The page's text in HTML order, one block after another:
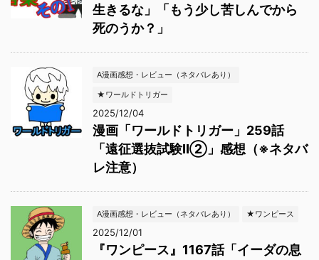
生きるな」「もう少し苦しんでから
死のうか？」
A漫画感想・レビュー（ネタバレあり）
★ワールドトリガー
2025/12/04
漫画「ワールドトリガー」259話
「遠征選抜試験Ⅱ②」感想（※ネタバ
レ注意）
A漫画感想・レビュー（ネタバレあり） ★ワンピース
2025/12/01
『ワンピース』1167話「イーダの息